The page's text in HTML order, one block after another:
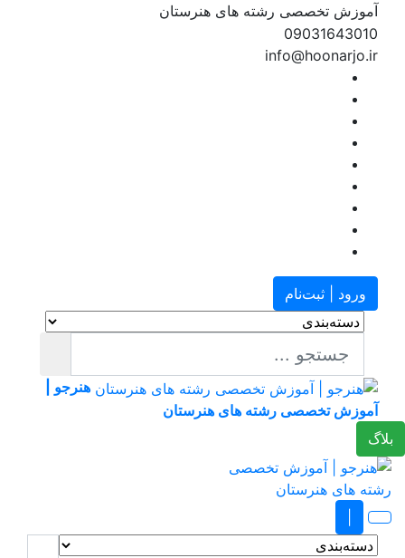
آموزش تخصصی رشته های هنرستان
09031643010
info@hoonarjo.ir
ورود | ثبت‌نام
هنرجو |
آموزش تخصصی رشته های هنرستان